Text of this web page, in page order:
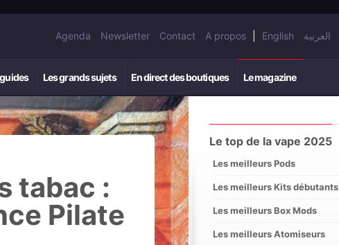
Agenda Newsletter Contact A propos English العربية
Les grands sujets En direct des boutiques Le magazine
tabac :
Pilate
Le top de la vape 2025
Les meilleurs Pods
Les meilleurs Kits débutants
Les meilleurs Box Mods
Les meilleurs Atomiseurs